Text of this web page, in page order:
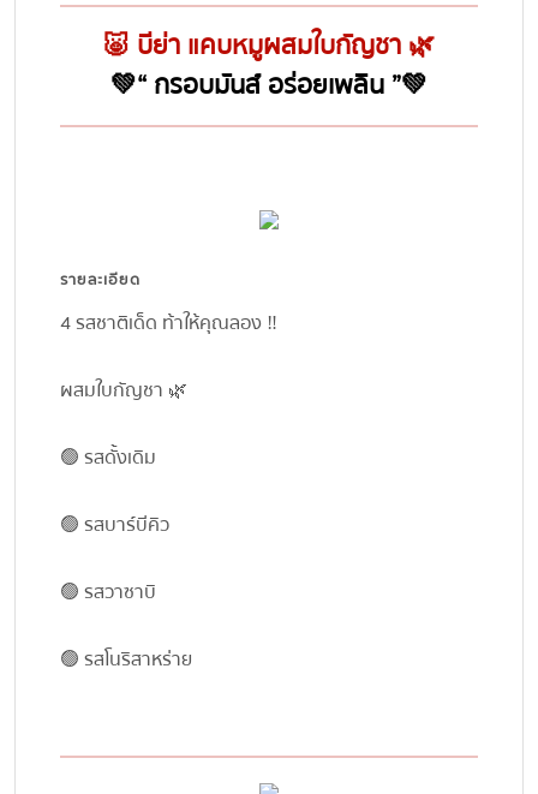
🐷 บีย่า แคบหมูผสมใบกัญชา 🌿
💚“ กรอบมันส์ อร่อยเพลิน ”💚
รายละเอียด
4 รสชาติเด็ด ท้าให้คุณลอง ‼️
ผสมใบกัญชา 🌿
🟢 รสดั้งเดิม
🟢 รสบาร์บีคิว
🟢 รสวาซาบิ
🟢 รสโนริสาหร่าย